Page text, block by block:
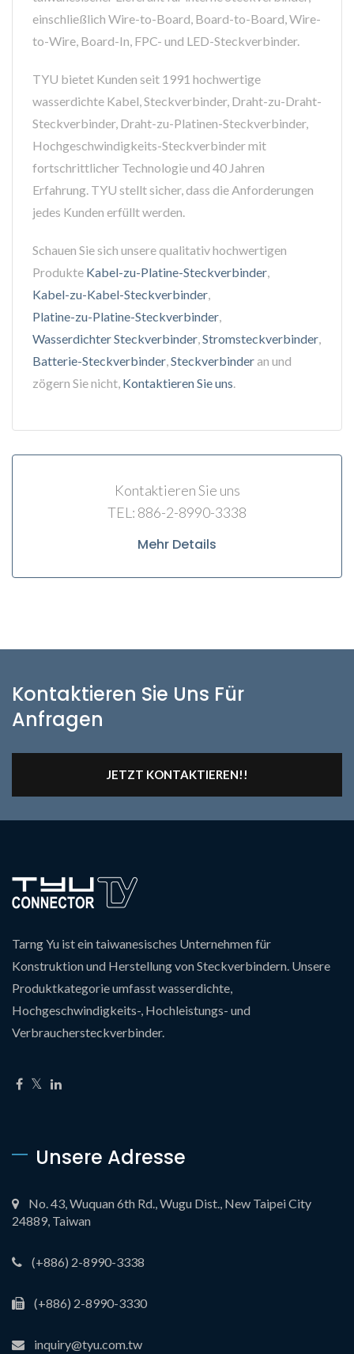
einschließlich Wire-to-Board, Board-to-Board, Wire-
to-Wire, Board-In, FPC- und LED-Steckverbinder.
TYU bietet Kunden seit 1991 hochwertige
wasserdichte Kabel, Steckverbinder, Draht-zu-Draht-
Steckverbinder, Draht-zu-Platinen-Steckverbinder,
Hochgeschwindigkeits-Steckverbinder mit
fortschrittlicher Technologie und 40 Jahren
Erfahrung. TYU stellt sicher, dass die Anforderungen
jedes Kunden erfüllt werden.
Schauen Sie sich unsere qualitativ hochwertigen
Produkte Kabel-zu-Platine-Steckverbinder
Kabel-zu-Kabel-Steckverbinder
Platine-zu-Platine-Steckverbinder
Wasserdichter Steckverbinder Stromsteckverbinder
Batterie-Steckverbinder Steckverbinderan und
zögern Sie nicht, Kontaktieren Sie uns
Kontaktieren Sie uns
TEL: 886-2-8990-3338
Mehr Details
Kontaktieren Sie Uns Für
Anfragen
JETZT KONTAKTIEREN!!
Tarng Yu ist ein taiwanesisches Unternehmen für
Konstruktion und Herstellung von Steckverbindern. Unsere
Produktkategorie umfasst wasserdichte,
Hochgeschwindigkeits-, Hochleistungs- und
Verbrauchersteckverbinder.
Unsere Adresse
No. 43, Wuquan 6th Rd., Wugu Dist., New Taipei City
24889, Taiwan
(+886) 2-8990-3338
(+886) 2-8990-3330
inquiry@tyu.com.tw